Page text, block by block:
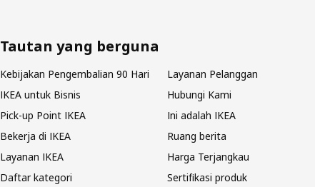
Tautan yang berguna
Kebijakan Pengembalian 90 Hari
Layanan Pelanggan
IKEA untuk Bisnis
Hubungi Kami
Pick-up Point IKEA
Ini adalah IKEA
Bekerja di IKEA
Ruang berita
Layanan IKEA
Harga Terjangkau
Daftar kategori
Sertifikasi produk